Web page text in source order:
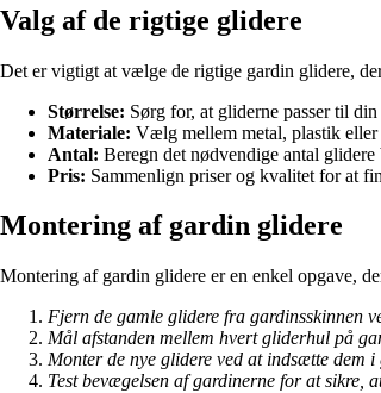
Valg af de rigtige glidere
Det er vigtigt at vælge de rigtige gardin glidere,
Størrelse: Sørg for, at gliderne passer til
Materiale: Vælg mellem metal, plastik
Antal: Beregn det nødvendige antal
Pris: Sammenlign priser og kvalitet for at
Montering af gardin glidere
Montering af gardin glidere er en enkel opgave,
Fjern de gamle glidere fra gardinsskinnen
Mål afstanden mellem hvert gliderhul på
Monter de nye glidere ved at indsætte dem
Test bevægelsen af gardinerne for at sikre,